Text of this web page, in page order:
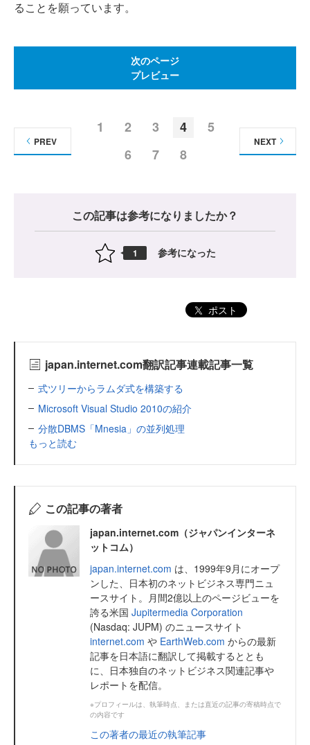
ることを願っています。
次のページ
プレビュー
1 2 3 4
5
6
7 8
PREV NEXT
この記事は参考になりましたか？
1 参考になった
ポスト
japan.internet.com翻訳記事連載記事一覧
式ツリーからラムダ式を構築する
Microsoft Visual Studio 2010の紹介
分散DBMS「Mnesia」の並列処理
もっと読む
この記事の著者
japan.internet.com（ジャパンインターネ
ットコム）
japan.internet.com は、1999年9月にオープ
ンした、日本初のネットビジネス専門ニュ
ースサイト。月間2億以上のページビューを
誇る米国 Jupitermedia Corporation
(Nasdaq: JUPM) のニュースサイト
internet.com や EarthWeb.com からの最新
記事を日本語に翻訳して掲載するととも
に、日本独自のネットビジネス関連記事や
レポートを配信。
※プロフィールは、執筆時点、または直近の記事の寄稿時点で
の内容です
この著者の最近の執筆記事